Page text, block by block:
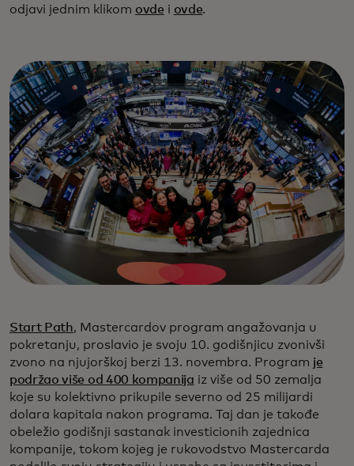
odjavi jednim klikom ovde i ovde.
Start Path, Mastercardov program angažovanja u
pokretanju, proslavio je svoju 10. godišnjicu zvonivši
zvono na njujorškoj berzi 13. novembra. Program je
podržao više od 400 kompanija iz više od 50 zemalja
koje su kolektivno prikupile severno od 25 milijardi
dolara kapitala nakon programa. Taj dan je takođe
obeležio godišnji sastanak investicionih zajednica
kompanije, tokom kojeg je rukovodstvo Mastercarda